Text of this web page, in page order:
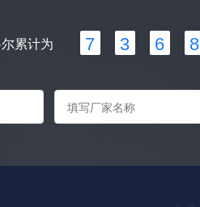
累计为 7 3 6 8